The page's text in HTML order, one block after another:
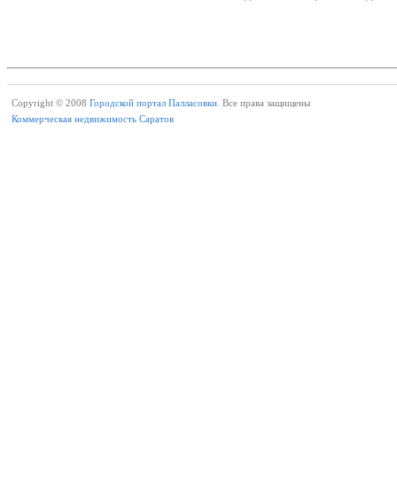
Copyright © 2008 Городской портал Палласовки. Все права защищены
Коммерческая недвижимость Саратов